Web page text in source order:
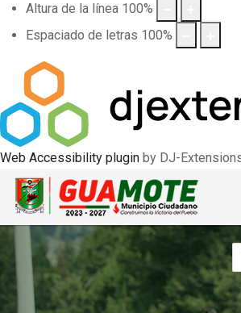
Altura de la línea 100%
Espaciado de letras 100%
Web Accessibility plugin by DJ-